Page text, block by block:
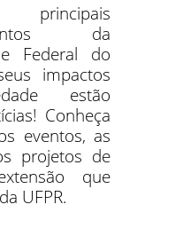
da
Federal do
impactos
estão
Conheça
eventos, as
projetos de
que
UFPR.